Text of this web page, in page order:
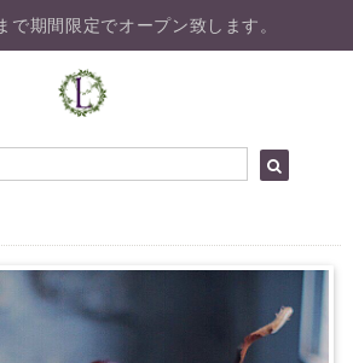
で期間限定でオープン致します。